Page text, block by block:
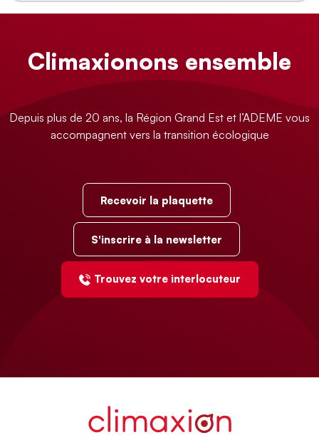
Climaxionons ensemble
Depuis plus de 20 ans, la Région Grand Est et l’ADEME vous
accompagnent vers la transition écologique
Recevoir la plaquette
S'inscrire à la newsletter
Trouvez votre interlocuteur